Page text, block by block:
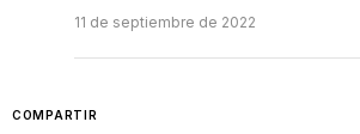
11 de septiembre de 2022
COMPARTIR